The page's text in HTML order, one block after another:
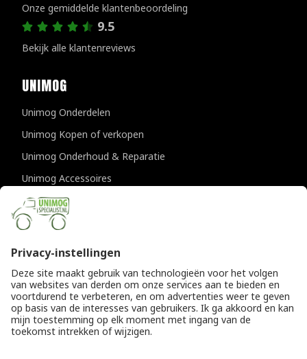
Onze gemiddelde klantenbeoordeling
9.5
Bekijk alle klantenreviews
UNIMOG
Unimog Onderdelen
Unimog Kopen of verkopen
Unimog Onderhoud & Reparatie
Unimog Accessoires
Unimog APK-keuringen
CONTACTGEGEVENS
Unimogspecialist
5334 JK Velddriel
T0418 632073
Einfo@unimogspecialist.nl